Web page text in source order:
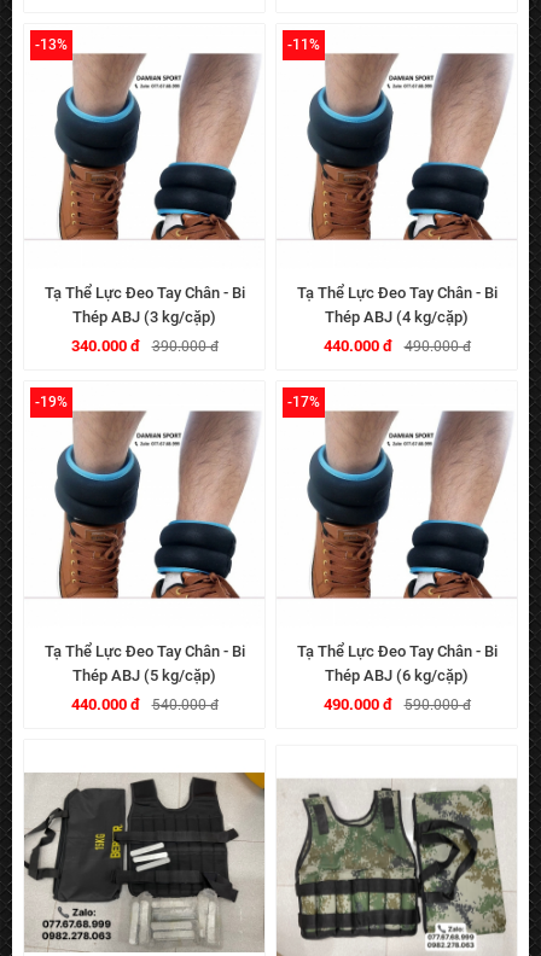
-13%
Tạ Thể Lực Đeo Tay Chân - Bi
Thép ABJ (3 kg/cặp)
340.000 đ 390.000 đ
-11%
Tạ Thể Lực Đeo Tay Chân - Bi
Thép ABJ (4 kg/cặp)
440.000 đ 490.000 đ
-19%
Tạ Thể Lực Đeo Tay Chân - Bi
Thép ABJ (5 kg/cặp)
440.000 đ 540.000 đ
-17%
Tạ Thể Lực Đeo Tay Chân - Bi
Thép ABJ (6 kg/cặp)
490.000 đ 590.000 đ